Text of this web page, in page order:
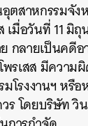
ตสาหกรรมจัง
เมื่อวันที่ 11 มิ
กลายเป็นคดี
รเสส มีความ
โรงงานฯ หรื
โดยบริษัท วิน